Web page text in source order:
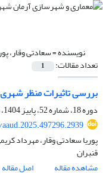
نویسنده =سعادتی وقار،
تعداد مقالات: 1
بررسی تاثیرات منظر
دوره 18، شماره 52، پاییز 1404، صفحه
پوریا سعادتی وقار، مهرداد
قنبران
مشاهده مقاله
اصل مقاله